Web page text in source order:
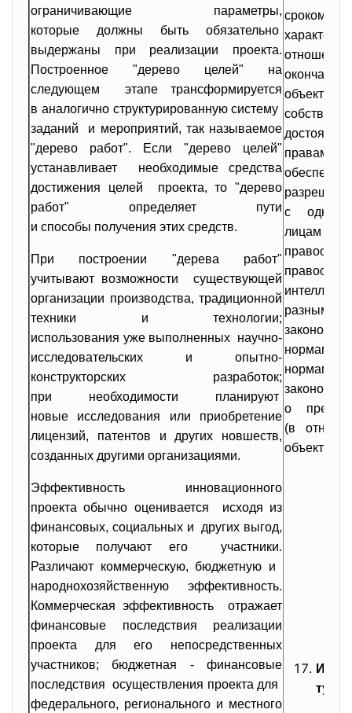
ограничивающие параметры,
которые должны быть обязательно
выдержаны при реализации проекта.
Построенное "дерево целей" на
следующем этапе трансформируется
в аналогично структурированную систему
заданий и мероприятий, так называемое
"дерево работ". Если "дерево целей"
устанавливает необходимые средства
достижения целей проекта, то "дерево
работ" определяет пути
и способы получения этих средств.
При построении "дерева работ"
учитывают возможности существующей
организации производства, традиционной
техники и технологии;
использования уже выполненных научно-
исследовательских и опытно-
конструкторских разработок;
при необходимости планируют
новые исследования или приобретение
лицензий, патентов и других новшеств,
созданных другими организациями.
Эффективность инновационного
проекта обычно оценивается исходя из
финансовых, социальных и других выгод,
которые получают его участники.
Различают коммерческую, бюджетную и
народнохозяйственную эффективность.
Коммерческая эффективность отражает
финансовые последствия реализации
проекта для его непосредственных
участников; бюджетная - финансовые
последствия осуществления проекта для
федерального, регионального и местного
сроком
правами
с
лицам
о
(в
объектов,